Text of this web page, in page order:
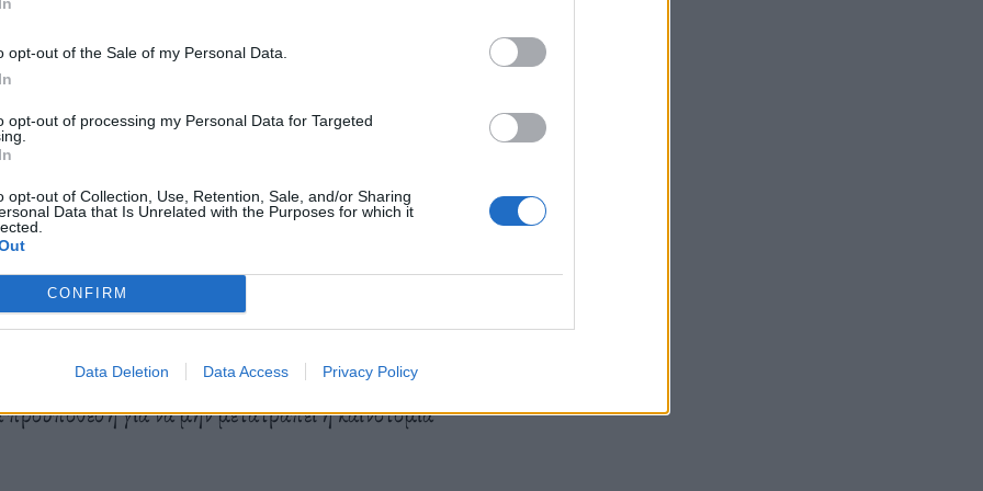
opt-out of the Sale of my Personal Data.
opt-out of processing my Personal Data for Targeted
opt-out of Collection, Use, Retention, Sale, and/or Sharing
Data that Is Unrelated with the Purposes for which it
CONFIRM
Data Deletion Data Access Privacy Policy
να κατευθύνουν οικονομικές δυναμικές προς
θεωρητική άσκηση. Αντιθέτως, συνδέεται με το
και μεγάλης κλίμακας μοντέλα, όταν η
αποτελεσματικούς κανόνες.
από σαφή κριτήρια και ουσιαστική
μόνο τεχνική ή γραφειοκρατική, αλλά να έχει
από την εφαρμογή των συστημάτων. Η
ιδέα ότι οι αποφάσεις για κρίσιμες υποδομές
επενδυτές ή κλειστούς κύκλους ειδικών. Στο
για να μην μετατραπεί η καινοτομία